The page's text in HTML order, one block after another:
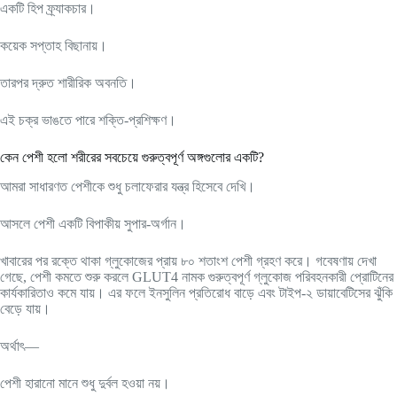
একটি হিপ ফ্র্যাকচার।
কয়েক সপ্তাহ বিছানায়।
তারপর দ্রুত শারীরিক অবনতি।
এই চক্র ভাঙতে পারে শক্তি-প্রশিক্ষণ।
কেন পেশী হলো শরীরের সবচেয়ে গুরুত্বপূর্ণ অঙ্গগুলোর একটি?
আমরা সাধারণত পেশীকে শুধু চলাফেরার যন্ত্র হিসেবে দেখি।
আসলে পেশী একটি বিপাকীয় সুপার-অর্গান।
খাবারের পর রক্তে থাকা গ্লুকোজের প্রায় ৮০ শতাংশ পেশী গ্রহণ করে। গবেষণায় দেখা
গেছে, পেশী কমতে শুরু করলে GLUT4 নামক গুরুত্বপূর্ণ গ্লুকোজ পরিবহনকারী প্রোটিনের
কার্যকারিতাও কমে যায়। এর ফলে ইনসুলিন প্রতিরোধ বাড়ে এবং টাইপ-২ ডায়াবেটিসের ঝুঁকি
বেড়ে যায়।
অর্থাৎ—
পেশী হারানো মানে শুধু দুর্বল হওয়া নয়।